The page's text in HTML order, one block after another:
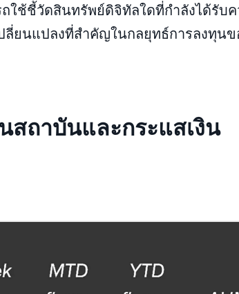
ใช้ชี้วัดสินทรัพย์ดิจิทัลใดที่กำลังได้รับ
ลี่ยนแปลงที่สำคัญในกลยุทธ์การลงทุนข
สถาบันและกระแสเงิน